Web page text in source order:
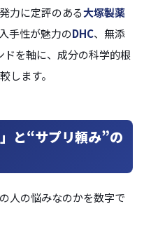
力に定評のある大塚製薬
手性が魅力のDHC、無添
ドを軸に、成分の科学的根
します。
と“サプリ頼み”の
人の悩みなのかを数字で